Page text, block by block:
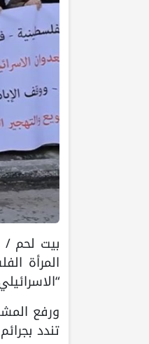
المرأة
ورفع
تندد